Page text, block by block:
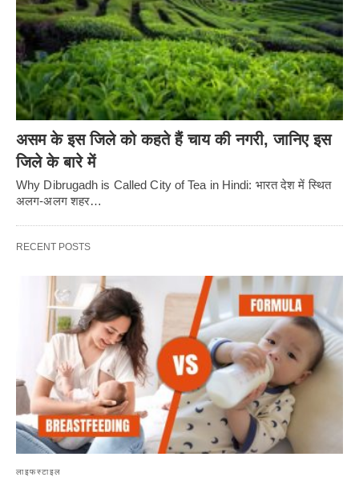
असम के इस जिले को कहते हैं चाय की नगरी, जानिए इस
जिले के बारे में
Why Dibrugadh is Called City of Tea in Hindi: भारत देश में स्थित
अलग-अलग शहर…
RECENT POSTS
लाइफस्टाइल